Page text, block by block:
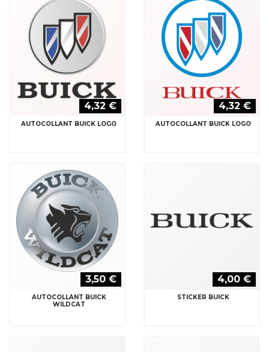
4,32 €
AUTOCOLLANT BUICK LOGO
4,32 €
AUTOCOLLANT BUICK LOGO
3,50 €
AUTOCOLLANT BUICK
WILDCAT
4,00 €
STICKER BUICK